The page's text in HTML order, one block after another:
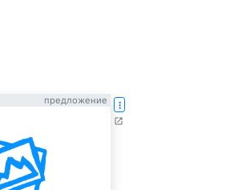
предложение more_vert
open_in_new